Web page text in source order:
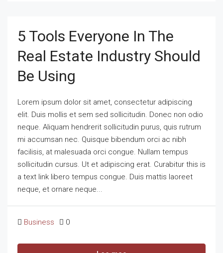
5 Tools Everyone In The
Real Estate Industry Should
Be Using
Lorem ipsum dolor sit amet, consectetur adipiscing
elit. Duis mollis et sem sed sollicitudin. Donec non odio
neque. Aliquam hendrerit sollicitudin purus, quis rutrum
mi accumsan nec. Quisque bibendum orci ac nibh
facilisis, at malesuada orci congue. Nullam tempus
sollicitudin cursus. Ut et adipiscing erat. Curabitur this is
a text link libero tempus congue. Duis mattis laoreet
neque, et ornare neque...
Business 0